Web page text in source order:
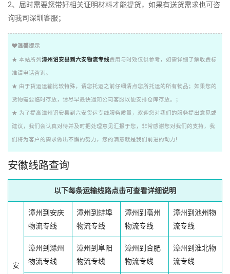
2、届时需要您带好相关证明材料才能提货，如果有送货需求也可咨
询我司深圳客服；
温馨提示
★ 本站所列 漳州诏安县到六安物流专线费用与时效仅供参考，如需详细了解收费标
准请电话咨询。
★ 由于货运运输比较特殊，请您托运之前仔细清点您所托运的所有物品；如果您的
货物需要临时存放，请尽早最快通知公司客服以便安排仓库存放。；
★ 为了提高漳州诏安县到六安货运专线服务质量，欢迎您对我们的服务提出意见或
建议，我们会认真对待并及时把处理意见汇报于您，非常感谢您对我们的支持，我
们将为客户的需求做出不懈的努力，您的满意就是我们前进的动力!
安徽线路查询
以下每条运输线路点击可查看详细说明
安
漳州到安庆
物流专线
漳州到蚌埠
物流专线
漳州到亳州
物流专线
漳州到池州物
流专线
漳州到滁州
物流专线
漳州到阜阳
物流专线
漳州到合肥
物流专线
漳州到淮北物
流专线